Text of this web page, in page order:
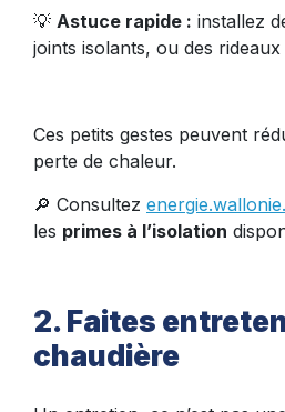
💡 Astuce rapide : installez
joints isolants, ou des
Ces petits gestes peuvent
perte de chaleur.
🔎 Consultez
les primes à l’isolation
2. Faites
chaudière